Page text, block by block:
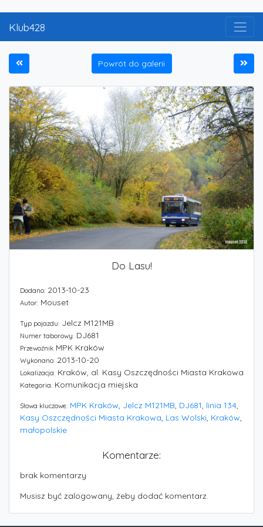
Klub428
Powrót do galerii
Do Lasu!
Dodano:2013-10-23
Autor:Mouset
Typ pojazdu:Jelcz M121MB
Numer taborowy:DJ681
PrzewoźnikMPK Kraków
Wykonano:2013-10-20
Lokalizacja:Kraków, al. Kasy Oszczędności Miasta Krakowa
Kategoria:Komunikacja miejska
Słowa kluczowe: MPK Kraków, Jelcz M121MB, DJ681, linia 134,
Kasy Oszczędności Miasta Krakowa, Las Wolski, Kraków,
małopolskie
Komentarze:
brak komentarzy
Musisz być zalogowany, żeby dodać komentarz.